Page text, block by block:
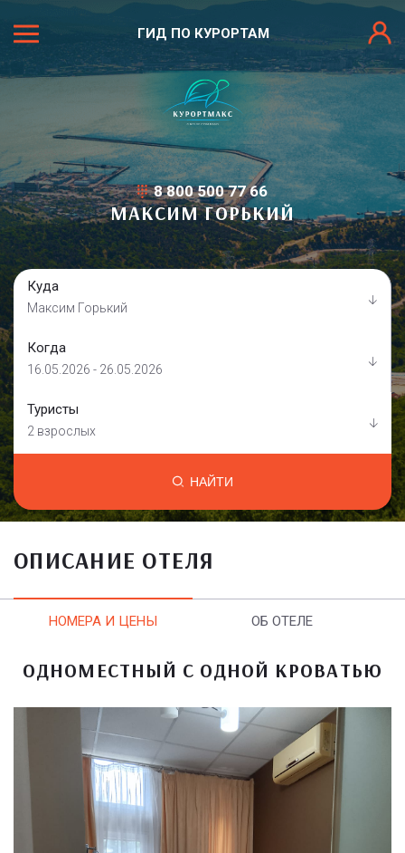
ГИД ПО КУРОРТАМ
8 800 500 77 66
МАКСИМ ГОРЬКИЙ
Куда
Максим Горький
Когда
16.05.2026 - 26.05.2026
Туристы
2 взрослых
НАЙТИ
ОПИСАНИЕ ОТЕЛЯ
НОМЕРА И ЦЕНЫ ОБ ОТЕЛЕ
ОДНОМЕСТНЫЙ С ОДНОЙ КРОВАТЬЮ